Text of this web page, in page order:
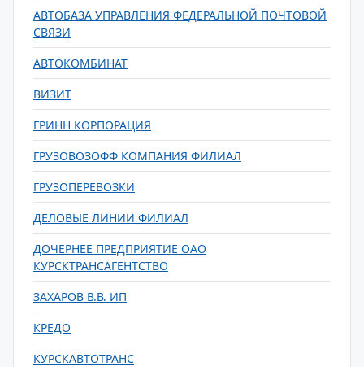
АВТОБАЗА УПРАВЛЕНИЯ ФЕДЕРАЛЬНОЙ ПОЧТОВОЙ
СВЯЗИ
АВТОКОМБИНАТ
ВИЗИТ
ГРИНН КОРПОРАЦИЯ
ГРУЗОВОЗОФФ КОМПАНИЯ ФИЛИАЛ
ГРУЗОПЕРЕВОЗКИ
ДЕЛОВЫЕ ЛИНИИ ФИЛИАЛ
ДОЧЕРНЕЕ ПРЕДПРИЯТИЕ ОАО
КУРСКТРАНСАГЕНТСТВО
ЗАХАРОВ В.В. ИП
КРЕДО
КУРСКАВТОТРАНС